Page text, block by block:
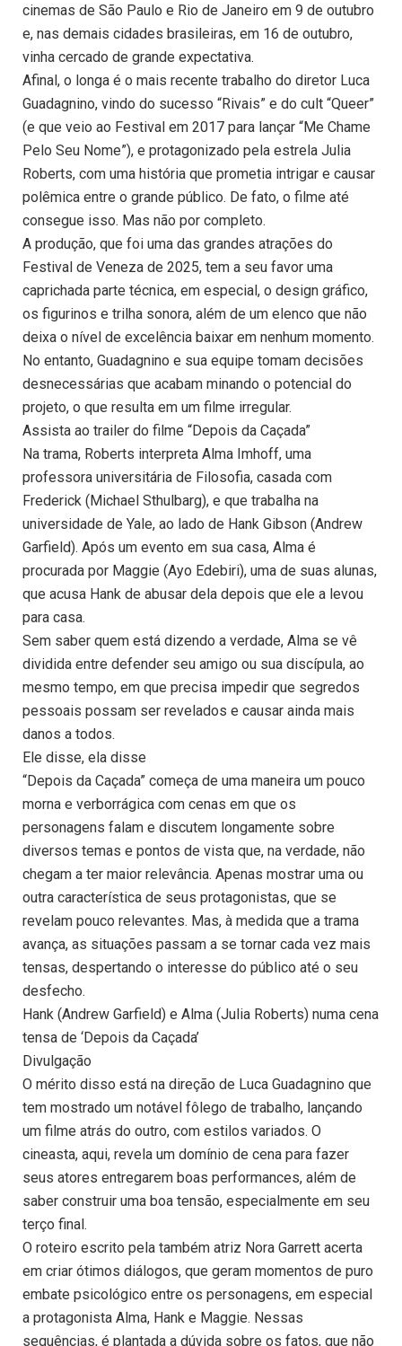
cinemas de São Paulo e Rio de Janeiro em 9 de outubro
e, nas demais cidades brasileiras, em 16 de outubro,
vinha cercado de grande expectativa.
Afinal, o longa é o mais recente trabalho do diretor Luca
Guadagnino, vindo do sucesso “Rivais” e do cult “Queer”
(e que veio ao Festival em 2017 para lançar “Me Chame
Pelo Seu Nome”), e protagonizado pela estrela Julia
Roberts, com uma história que prometia intrigar e causar
polêmica entre o grande público. De fato, o filme até
consegue isso. Mas não por completo.
A produção, que foi uma das grandes atrações do
Festival de Veneza de 2025, tem a seu favor uma
caprichada parte técnica, em especial, o design gráfico,
os figurinos e trilha sonora, além de um elenco que não
deixa o nível de excelência baixar em nenhum momento.
No entanto, Guadagnino e sua equipe tomam decisões
desnecessárias que acabam minando o potencial do
projeto, o que resulta em um filme irregular.
Assista ao trailer do filme “Depois da Caçada”
Na trama, Roberts interpreta Alma Imhoff, uma
professora universitária de Filosofia, casada com
Frederick (Michael Sthulbarg), e que trabalha na
universidade de Yale, ao lado de Hank Gibson (Andrew
Garfield). Após um evento em sua casa, Alma é
procurada por Maggie (Ayo Edebiri), uma de suas alunas,
que acusa Hank de abusar dela depois que ele a levou
para casa.
Sem saber quem está dizendo a verdade, Alma se vê
dividida entre defender seu amigo ou sua discípula, ao
mesmo tempo, em que precisa impedir que segredos
pessoais possam ser revelados e causar ainda mais
danos a todos.
Ele disse, ela disse
“Depois da Caçada” começa de uma maneira um pouco
morna e verborrágica com cenas em que os
personagens falam e discutem longamente sobre
diversos temas e pontos de vista que, na verdade, não
chegam a ter maior relevância. Apenas mostrar uma ou
outra característica de seus protagonistas, que se
revelam pouco relevantes. Mas, à medida que a trama
avança, as situações passam a se tornar cada vez mais
tensas, despertando o interesse do público até o seu
desfecho.
Hank (Andrew Garfield) e Alma (Julia Roberts) numa cena
tensa de ‘Depois da Caçada’
Divulgação
O mérito disso está na direção de Luca Guadagnino que
tem mostrado um notável fôlego de trabalho, lançando
um filme atrás do outro, com estilos variados. O
cineasta, aqui, revela um domínio de cena para fazer
seus atores entregarem boas performances, além de
saber construir uma boa tensão, especialmente em seu
terço final.
O roteiro escrito pela também atriz Nora Garrett acerta
em criar ótimos diálogos, que geram momentos de puro
embate psicológico entre os personagens, em especial
a protagonista Alma, Hank e Maggie. Nessas
sequências, é plantada a dúvida sobre os fatos, que não